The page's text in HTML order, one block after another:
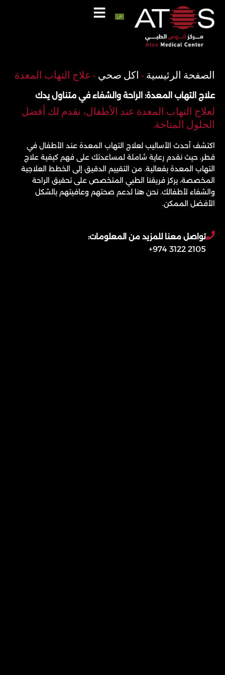
المحتوى
الصفحة الرئيسية- اكل صحي- علاج التهاب المعدة
علاج التهاب المعدة: الراحة والشفاء في متناول يدك
لعلاج التهاب المعدة عند الأطفال، نقدم لك أفضل
الحلول المتاحة.
اكتشف أحدث الأساليب لعلاج التهاب المعدة عند الأطفال في
قطر، حيث نقدم رعاية شاملة لمساعدتك على فهم كيفية علاج
التهاب المعدة بفعالية. من التقييم الدقيق إلى الخطط العلاجية
المخصصة، يركز فريقنا الطبي المتخصص على تحقيق الراحة
والشفاء لأطفالك. نحن هنا لدعم صحتهم وعافيتهم بالشكل
الأفضل الممكن.
تواصل معنا للمزيد من المعلومات:
2105 3122 974+